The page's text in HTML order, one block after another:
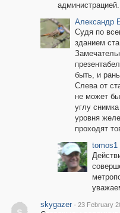
администрацией.
Александр
Судя по
зданием
быть, и
Слева от
не может
углу
уровня
проходят
tomos1
skygazer · 23 February